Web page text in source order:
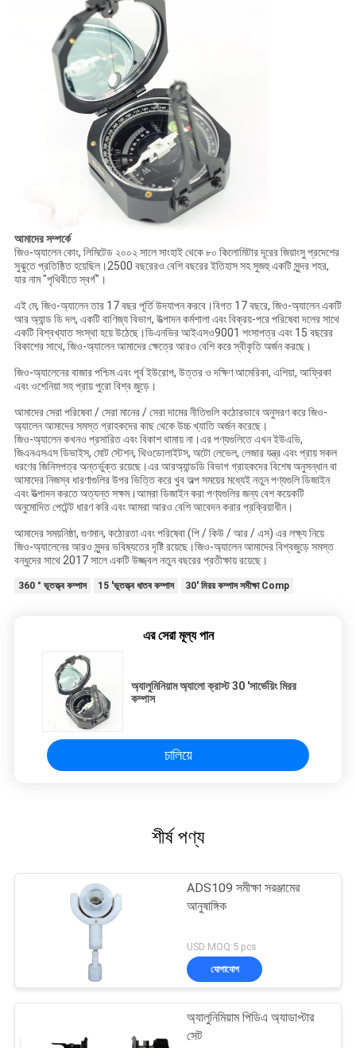
আমাদের সম্পর্কে
জিও-অ্যালেন কোং, লিমিটেড ২০০২ সালে সাংহাই থেকে ৮০ কিলোমিটার দূরের জিয়াংসু প্রদেশের
সুঝুতে প্রতিষ্ঠিত হয়েছিল।2500 বছরেরও বেশি বছরের ইতিহাস সহ সুজহু একটি সুন্দর শহর,
যার নাম "পৃথিবীতে স্বর্গ"।
এই মে, জিও-অ্যালেন তার 17 বছর পূর্তি উদযাপন করবে।বিগত 17 বছরে, জিও-অ্যালেন একটি
আর অ্যান্ড ডি দল, একটি বাণিজ্য বিভাগ, উত্পাদন কর্মশালা এবং বিক্রয়-পরে পরিষেবা দলের সাথে
একটি বিশ্বখ্যাত সংস্থা হয়ে উঠেছে।ডিএনভির আইএসও9001 শংসাপত্র এবং 15 বছরের
বিকাশের সাথে, জিও-অ্যালেন আমাদের ক্ষেত্রে আরও বেশি করে স্বীকৃতি অর্জন করছে।
জিও-অ্যালেনের বাজার পশ্চিম এবং পূর্ব ইউরোপ, উত্তর ও দক্ষিণ আমেরিকা, এশিয়া, আফ্রিকা
এবং ওশেনিয়া সহ প্রায় পুরো বিশ্ব জুড়ে।
আমাদের সেরা পরিষেবা / সেরা মানের / সেরা দামের নীতিগুলি কঠোরভাবে অনুসরণ করে জিও-
অ্যালেন আমাদের সমস্ত গ্রাহকদের কাছ থেকে উচ্চ খ্যাতি অর্জন করেছে।
জিও-অ্যালেন কখনও প্রসারিত এবং বিকাশ থামায় না।এর পণ্যগুলিতে এখন ইউএভি,
জিএনএসএস ডিভাইস, মোট স্টেশন, থিওডোলাইটস, অটো লেভেল, লেজার যন্ত্র এবং প্রায় সকল
ধরণের জিনিসপত্র অন্তর্ভুক্ত রয়েছে।এর আরঅ্যান্ডডি বিভাগ গ্রাহকদের বিশেষ অনুসন্ধান বা
আমাদের নিজস্ব ধারণাগুলির উপর ভিত্তি করে খুব অল্প সময়ের মধ্যেই নতুন পণ্যগুলি ডিজাইন
এবং উত্পাদন করতে অত্যন্ত সক্ষম।আমরা ডিজাইন করা পণ্যগুলির জন্য বেশ কয়েকটি
অনুমোদিত পেটেন্ট ধারণ করি এবং আমরা আরও বেশি আবেদন করার প্রক্রিয়াধীন।
আমাদের সময়নিষ্ঠা, গুণমান, কঠোরতা এবং পরিষেবা (পি / কিউ / আর / এস) এর লক্ষ্য নিয়ে
জিও-অ্যালেনের আরও সুন্দর ভবিষ্যতের দৃষ্টি রয়েছে।জিও-অ্যালেন আমাদের বিশ্বজুড়ে সমস্ত
বন্ধুদের সাথে 2017 সালে একটি উজ্জ্বল নতুন বছরের প্রতীক্ষায় রয়েছে।
360 ° ভূতত্ত্ব কম্পাস 15 'ভূতত্ত্ব ধাতব কম্পাস 30' মিরর কম্পাস সমীক্ষা Comp
এর সেরা মূল্য পান
অ্যালুমিনিয়াম অ্যালো ক্রাস্ট 30 'সার্ভেয়িং মিরর
কম্পাস
চালিয়ে
শীর্ষ পণ্য
ADS109 সমীক্ষা সরঞ্জামের
আনুষাঙ্গিক
USD MOQ:5 pcs
যোগাযোগ
অ্যালুনিমিয়াম পিডিএ অ্যাডাপ্টার
সেট